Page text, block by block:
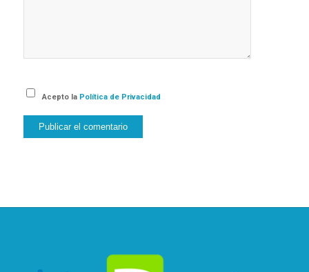
Acepto la Política de Privacidad